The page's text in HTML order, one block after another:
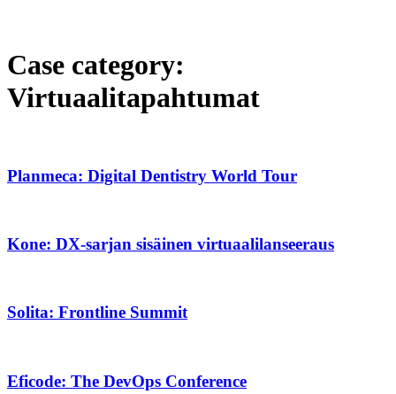
Case category:
Virtuaalitapahtumat
Planmeca: Digital Dentistry World Tour
Kone: DX-sarjan sisäinen virtuaalilanseeraus
Solita: Frontline Summit
Eficode: The DevOps Conference